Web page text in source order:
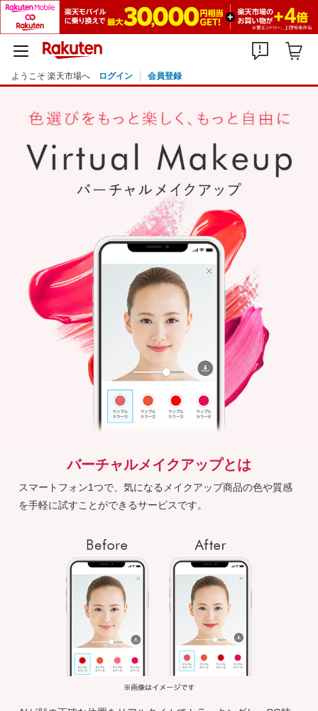
ようこそ 楽天市場へ ログイン 会員登録
バーチャルメイクアップとは
スマートフォン1つで、気になるメイクアップ商品の色や質感
を手軽に試すことができるサービスです。